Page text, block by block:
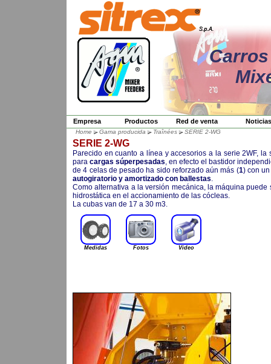
Empresa Productos Red de venta
Home Gama producida Traînées SERIE 2-WG
SERIE 2-WG
Parecido en cuanto a línea y accesorios a la serie 2WF, la
para cargas súperpesadas, en efecto el bastidor
de 4 celas de pesado ha sido reforzado aún más (1) con
autogiratorio y amortizado con ballestas.
Como alternativa a la versión mecánica, la máquina puede
hidrostática en el accionamiento de las cócleas.
La cubas van de 17 a 30 m3.
Medidas Fotos Video